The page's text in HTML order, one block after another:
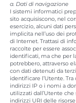
a. Dati di navigazione
I sistemi informatici
sito acquisiscono, nel
esercizio, alcuni dati
implicita nell’uso dei
di Internet. Trattasi di
raccolte per essere
identificati, ma che per
potrebbero, attraverso
con dati detenuti da
identificare l’Utente.
indirizzi IP o i nomi a
utilizzati dall’Utente
indirizzi URI delle